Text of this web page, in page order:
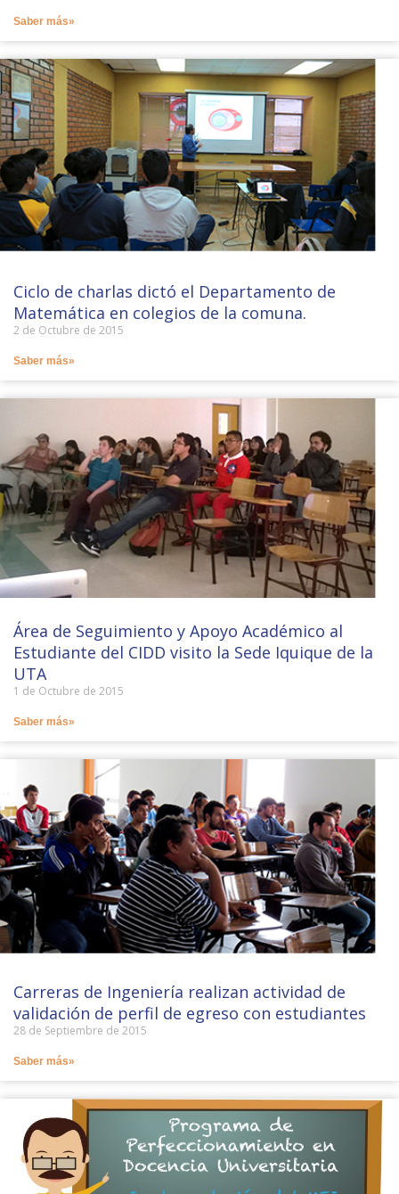
Saber más»
Ciclo de charlas dictó el Departamento de
Matemática en colegios de la comuna.
2 de Octubre de 2015
Saber más»
Área de Seguimiento y Apoyo Académico al
Estudiante del CIDD visito la Sede Iquique de la
UTA
1 de Octubre de 2015
Saber más»
Carreras de Ingeniería realizan actividad de
validación de perfil de egreso con estudiantes
28 de Septiembre de 2015
Saber más»